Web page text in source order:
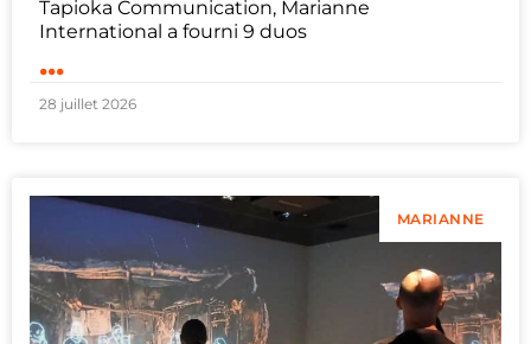
Tapioka Communication, Marianne
International a fourni 9 duos
...
28 juillet 2026
MARIANNE